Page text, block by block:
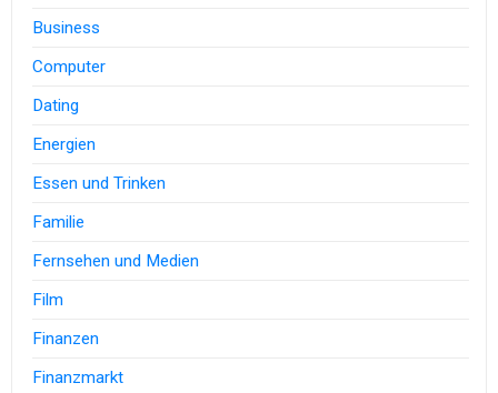
Business
Computer
Dating
Energien
Essen und Trinken
Familie
Fernsehen und Medien
Film
Finanzen
Finanzmarkt